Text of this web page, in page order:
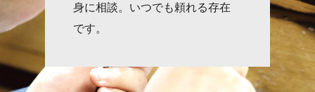
身に相談。いつでも頼れる存在
です。